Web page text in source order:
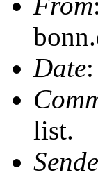
Date
list.